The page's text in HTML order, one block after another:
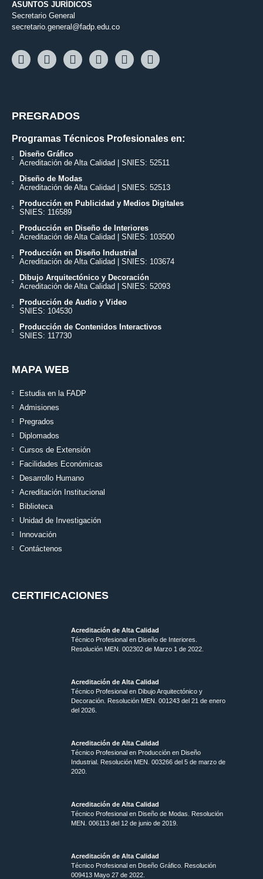
ASUNTOS JURÍDICOS
Secretario General
secretario.general@fadp.edu.co
PREGRADOS
Programas Técnicos Profesionales en:
Diseño Gráfico
Acreditación de Alta Calidad | SNIES: 52511
Diseño de Modas
Acreditación de Alta Calidad | SNIES: 52513
Producción en Publicidad y Medios Digitales
SNIES: 116589
Producción en Diseño de Interiores
Acreditación de Alta Calidad | SNIES: 103500
Producción en Diseño Industrial
Acreditación de Alta Calidad | SNIES: 103674
Dibujo Arquitectónico y Decoración
Acreditación de Alta Calidad | SNIES: 52093
Producción de Audio y Video
SNIES: 104530
Producción de Contenidos Interactivos
SNIES: 117730
MAPA WEB
Estudia en la FADP
Admisiones
Pregrados
Diplomados
Cursos de Extensión
Facilidades Económicas
Desarrollo Humano
Acreditación Institucional
Biblioteca
Unidad de Investigación
Innovación
Contáctenos
CERTIFICACIONES
Acreditación de Alta Calidad
Técnico Profesional en Diseño de Interiores.
Resolución MEN. 002302 de Marzo 1 de 2022.
Acreditación de Alta Calidad
Técnico Profesional en Dibujo Arquitectónico y
Decoración. Resolución MEN. 001243 del 21 de enero
del 2026.
Acreditación de Alta Calidad
Técnico Profesional en Producción en Diseño
Industrial. Resolución MEN. 003266 del 5 de marzo de
2020.
Acreditación de Alta Calidad
Técnico Profesional en Diseño de Modas. Resolución
MEN. 006113 del 12 de junio de 2019.
Acreditación de Alta Calidad
Técnico Profesional en Diseño Gráfico. Resolución
009413 Mayo 27 de 2022.